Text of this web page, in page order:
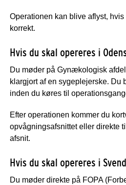
Operationen kan blive aflyst,
korrekt.
Hvis du skal opereres i
Du møder på Gynækologisk
klargjort af en sygeplejerske. Du
inden du køres til
Efter operationen kommer du
opvågningsafsnittet eller direkte
afsnit.
Hvis du skal opereres i
Du møder direkte på FOPA